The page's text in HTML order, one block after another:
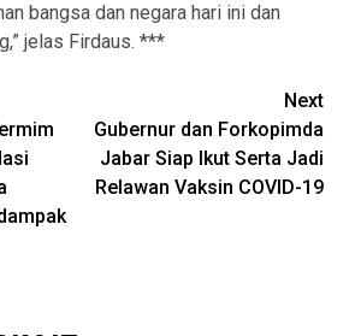
bangsa dan negara hari ini dan
jelas Firdaus. ***
Next
Gubernur dan Forkopimda
Jabar Siap Ikut Serta Jadi
Relawan Vaksin COVID-19